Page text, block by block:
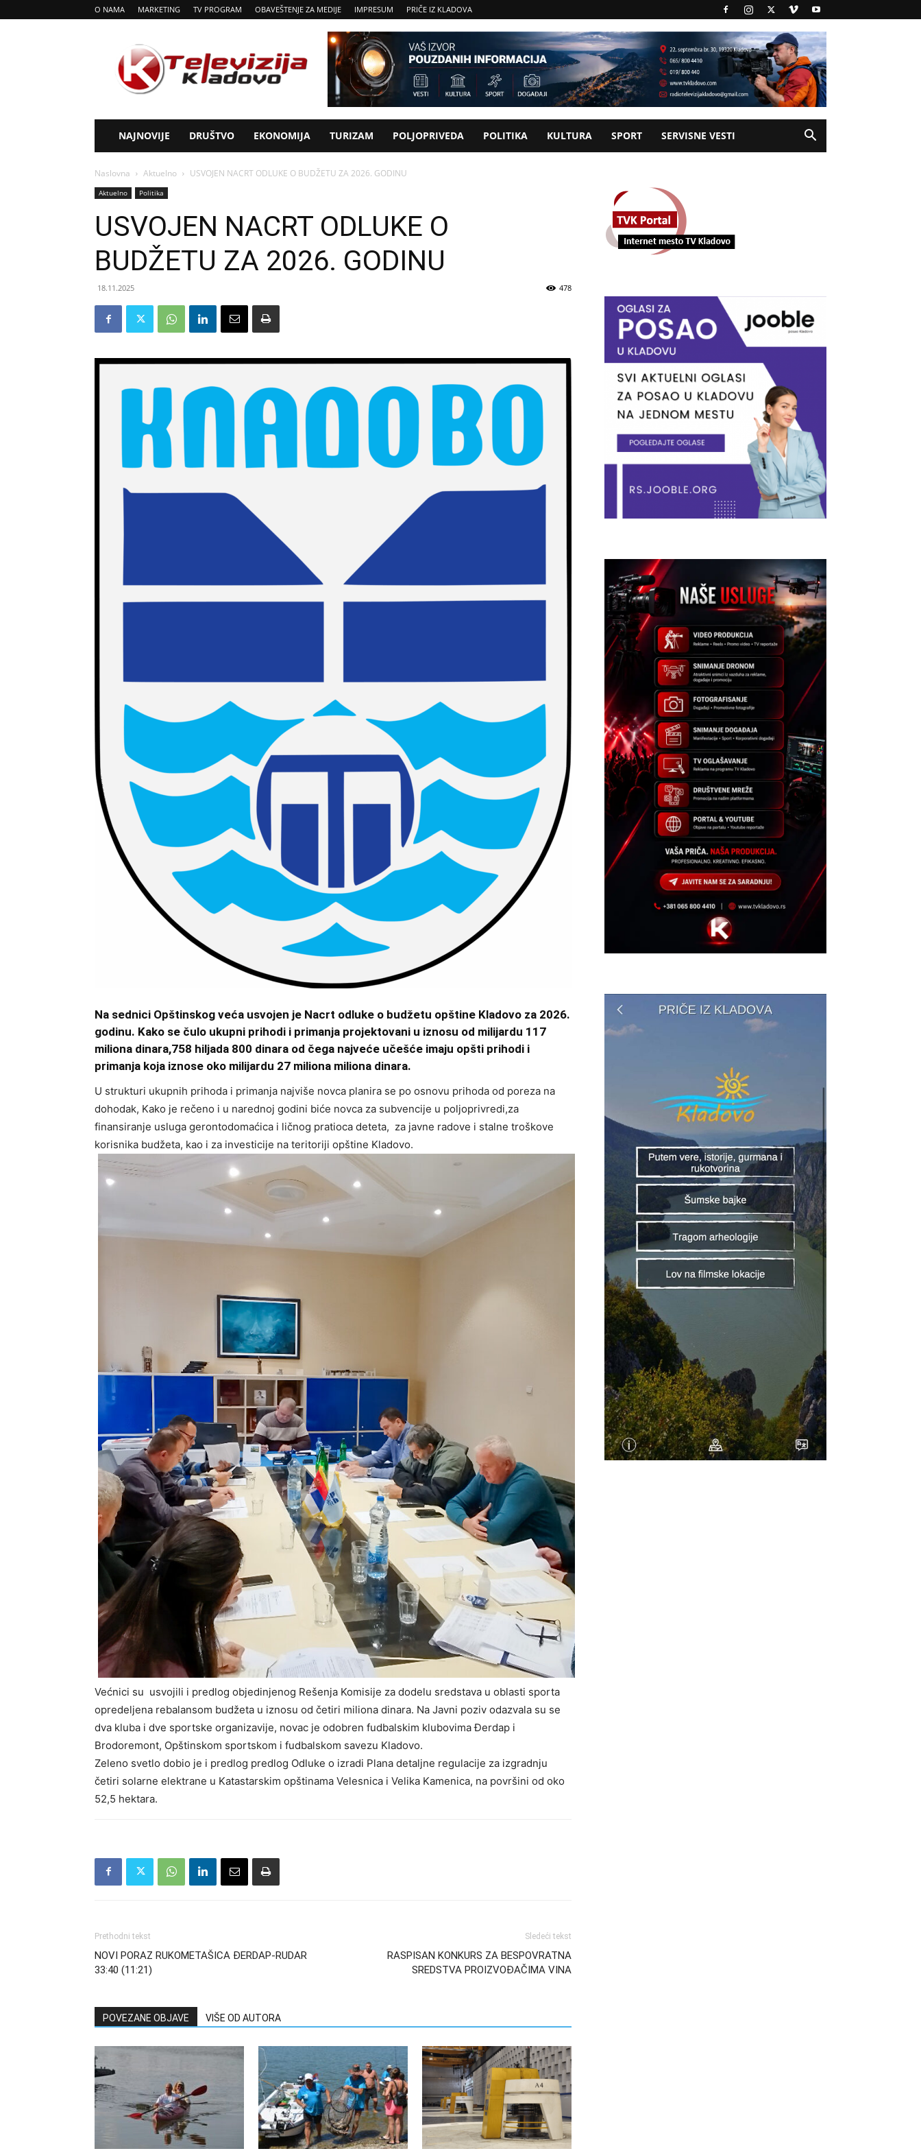
O NAMA MARKETING TV PROGRAM OBAVEŠTENJE ZA MEDIJE IMPRESUM PRIČE IZ KLADOVA
Tv
Kladovo
NAJNOVIJE DRUŠTVO EKONOMIJA TURIZAM POLJOPRIVEDA POLITIKA KULTURA SPORT SERVISNE VESTI
Naslovna Aktuelno USVOJEN NACRT ODLUKE O BUDŽETU ZA 2026. GODINU
Aktuelno Politika
USVOJEN NACRT ODLUKE O
BUDŽETU ZA 2026. GODINU
18.11.2025 478
Na sednici Opštinskog veća usvojen je Nacrt odluke o budžetu opštine Kladovo za 2026.
godinu. Kako se čulo ukupni prihodi i primanja projektovani u iznosu od milijardu 117
miliona dinara,758 hiljada 800 dinara od čega najveće učešće imaju opšti prihodi i
primanja koja iznose oko milijardu 27 miliona miliona dinara.
U strukturi ukupnih prihoda i primanja najviše novca planira se po osnovu prihoda od poreza na
dohodak, Kako je rečeno i u narednoj godini biće novca za subvencije u poljoprivredi,za
finansiranje usluga gerontodomaćica i ličnog pratioca deteta, za javne radove i stalne troškove
korisnika budžeta, kao i za investicije na teritoriji opštine Kladovo.
Većnici su usvojili i predlog objedinjenog Rešenja Komisije za dodelu sredstava u oblasti sporta
opredeljena rebalansom budžeta u iznosu od četiri miliona dinara. Na Javni poziv odazvala su se
dva kluba i dve sportske organizavije, novac je odobren fudbalskim klubovima Đerdap i
Brodoremont, Opštinskom sportskom i fudbalskom savezu Kladovo.
Zeleno svetlo dobio je i predlog predlog Odluke o izradi Plana detaljne regulacije za izgradnju
četiri solarne elektrane u Katastarskim opštinama Velesnica i Velika Kamenica, na površini od oko
52,5 hektara.
Prethodni tekst
NOVI PORAZ RUKOMETAŠICA ĐERDAP-RUDAR
33:40 (11:21)
Sledeći tekst
RASPISAN KONKURS ZA BESPOVRATNA
SREDSTVA PROIZVOĐAČIMA VINA
POVEZANE OBJAVE VIŠE OD AUTORA